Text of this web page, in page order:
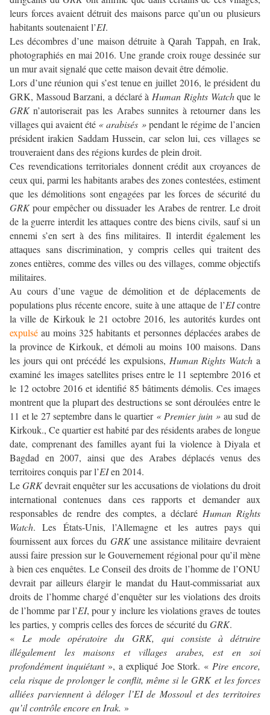
leurs forces avaient détruit des maisons parce qu’un ou plusieurs
habitants soutenaient l’EI.
Les décombres d’une maison détruite à Qarah Tappah, en Irak,
photographiés en mai 2016. Une grande croix rouge dessinée sur
un mur avait signalé que cette maison devait être démolie.
Lors d’une réunion qui s’est tenue en juillet 2016, le président du
GRK, Massoud Barzani, a déclaré à Human Rights Watchque le
GRKn’autoriserait pas les Arabes sunnites à retourner dans les
villages qui avaient été « arabisés »pendant le régime de l’ancien
président irakien Saddam Hussein, car selon lui, ces villages se
trouveraient dans des régions kurdes de plein droit.
Ces revendications territoriales donnent crédit aux croyances de
ceux qui, parmi les habitants arabes des zones contestées, estiment
que les démolitions sont engagées par les forces de sécurité du
GRKpour empêcher ou dissuader les Arabes de rentrer. Le droit
de la guerre interdit les attaques contre des biens civils, sauf si un
ennemi s’en sert à des fins militaires. Il interdit également les
attaques sans discrimination, y compris celles qui traitent des
zones entières, comme des villes ou des villages, comme objectifs
militaires.
Au cours d’une vague de démolition et de déplacements de
populations plus récente encore, suite à une attaque de l’EIcontre
la ville de Kirkouk le 21 octobre 2016, les autorités kurdes ont
expulsé au moins 325 habitants et personnes déplacées arabes de
la province de Kirkouk, et démoli au moins 100 maisons. Dans
les jours qui ont précédé les expulsions, Human Rights Watch a
examiné les images satellites prises entre le 11 septembre 2016 et
le 12 octobre 2016 et identifié 85 bâtiments démolis. Ces images
montrent que la plupart des destructions se sont déroulées entre le
11 et le 27 septembre dans le quartier « Premier juin » au sud de
Kirkouk., Ce quartier est habité par des résidents arabes de longue
date, comprenant des familles ayant fui la violence à Diyala et
Bagdad en 2007, ainsi que des Arabes déplacés venus des
territoires conquis par l’EIen 2014.
LeGRKdevrait enquêter sur les accusations de violations du droit
international contenues dans ces rapports et demander aux
responsables de rendre des comptes, a déclaré Human Rights
Watch. Les États-Unis, l’Allemagne et les autres pays qui
fournissent aux forces du GRKune assistance militaire devraient
aussi faire pression sur le Gouvernement régional pour qu’il mène
à bien ces enquêtes. Le Conseil des droits de l’homme de l’ONU
devrait par ailleurs élargir le mandat du Haut-commissariat aux
droits de l’homme chargé d’enquêter sur les violations des droits
de l’homme par l’EI, pour y inclure les violations graves de toutes
les parties, y compris celles des forces de sécurité du GRK.
« Le mode opératoire du GRK, qui consiste à détruire
illégalement les maisons et villages arabes, est en soi
profondément inquiétant», a expliqué Joe Stork. « Pire encore,
cela risque de prolonger le conflit, même si le GRK et les forces
alliées parviennent à déloger l’EI de Mossoul et des territoires
qu’il contrôle encore en Irak. »